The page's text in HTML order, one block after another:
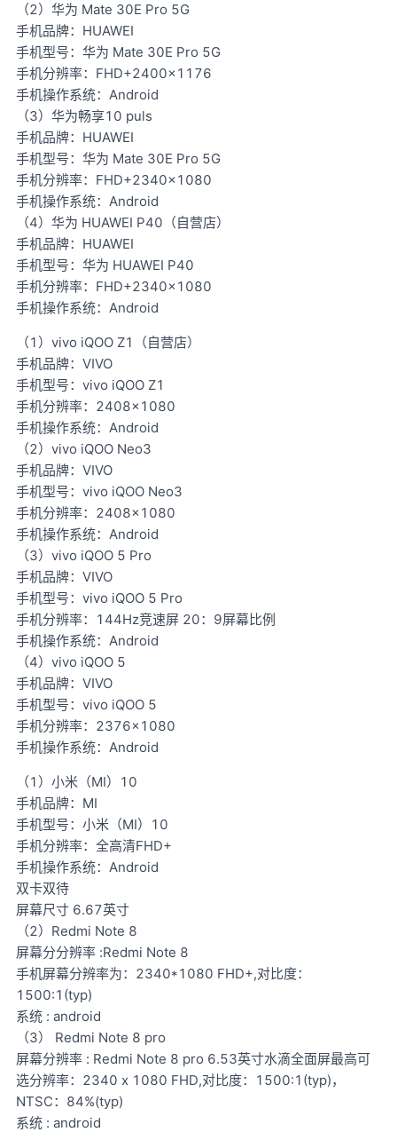
（2）华为 Mate 30E Pro 5G
手机品牌：HUAWEI
手机型号：华为 Mate 30E Pro 5G
手机分辨率：FHD+2400×1176
手机操作系统：Android
（3）华为畅享10 puls
手机品牌：HUAWEI
手机型号：华为 Mate 30E Pro 5G
手机分辨率：FHD+2340×1080
手机操作系统：Android
（4）华为 HUAWEI P40（自营店）
手机品牌：HUAWEI
手机型号：华为 HUAWEI P40
手机分辨率：FHD+2340×1080
手机操作系统：Android
（1）vivo iQOO Z1（自营店）
手机品牌：VIVO
手机型号：vivo iQOO Z1
手机分辨率：2408×1080
手机操作系统：Android
（2）vivo iQOO Neo3
手机品牌：VIVO
手机型号：vivo iQOO Neo3
手机分辨率：2408×1080
手机操作系统：Android
（3）vivo iQOO 5 Pro
手机品牌：VIVO
手机型号：vivo iQOO 5 Pro
手机分辨率：144Hz竞速屏 20：9屏幕比例
手机操作系统：Android
（4）vivo iQOO 5
手机品牌：VIVO
手机型号：vivo iQOO 5
手机分辨率：2376×1080
手机操作系统：Android
（1）小米（MI）10
手机品牌：MI
手机型号：小米（MI）10
手机分辨率：全高清FHD+
手机操作系统：Android
双卡双待
屏幕尺寸 6.67英寸
（2）Redmi Note 8
屏幕分分辨率 :Redmi Note 8
手机屏幕分辨率为：2340*1080 FHD+,对比度：
1500:1(typ)
系统 : android
（3） Redmi Note 8 pro
屏幕分辨率 : Redmi Note 8 pro 6.53英寸水滴全面屏最高可
选分辨率：2340 x 1080 FHD,对比度：1500:1(typ)，
NTSC：84%(typ)
系统 : android